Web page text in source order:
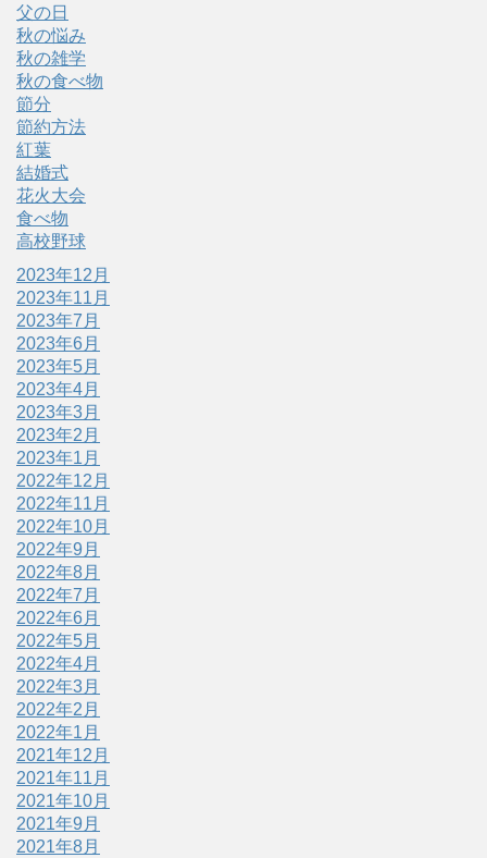
父の日
秋の悩み
秋の雑学
秋の食べ物
節分
節約方法
紅葉
結婚式
花火大会
食べ物
高校野球
2023年12月
2023年11月
2023年7月
2023年6月
2023年5月
2023年4月
2023年3月
2023年2月
2023年1月
2022年12月
2022年11月
2022年10月
2022年9月
2022年8月
2022年7月
2022年6月
2022年5月
2022年4月
2022年3月
2022年2月
2022年1月
2021年12月
2021年11月
2021年10月
2021年9月
2021年8月